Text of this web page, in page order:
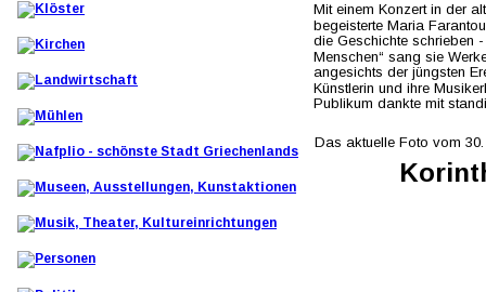
Das aktuelle Foto vom
Mit einem Konzert in der
begeisterte Maria
die Geschichte schrieben
Menschen“ sang sie
angesichts der jüngsten
Künstlerin und ihre
Publikum dankte mit